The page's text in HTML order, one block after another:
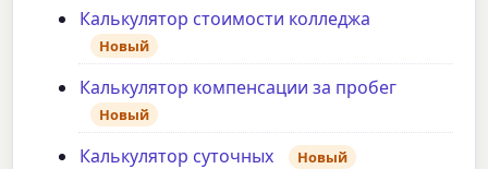
Калькулятор стоимости колледжа
Новый
Калькулятор компенсации за пробег
Новый
Калькулятор суточных Новый